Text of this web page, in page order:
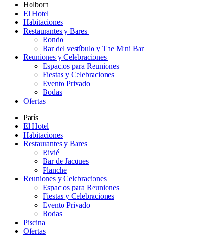
Holborn
El Hotel
Habitaciones
Restaurantes y Bares
Rondo
Bar del vestíbulo y The Mini Bar
Reuniones y Celebraciones
Espacios para Reuniones
Fiestas y Celebraciones
Evento Privado
Bodas
Ofertas
París
El Hotel
Habitaciones
Restaurantes y Bares
Rivié
Bar de Jacques
Planche
Reuniones y Celebraciones
Espacios para Reuniones
Fiestas y Celebraciones
Evento Privado
Bodas
Piscina
Ofertas